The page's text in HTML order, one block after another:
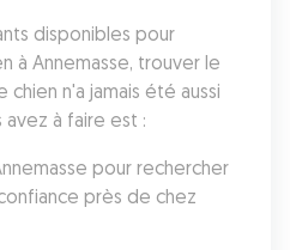
disponibles pour
à Annemasse, trouver le
n'a jamais été aussi
à faire est :
pour rechercher
près de chez